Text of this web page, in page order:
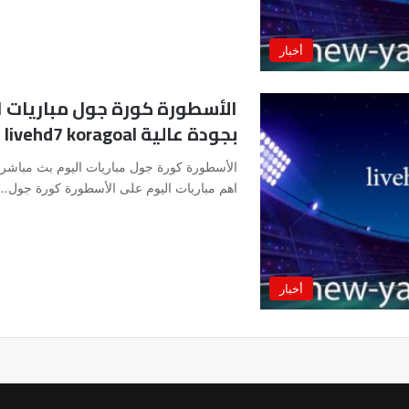
أخبار
أخبار
الأسطورة كورة جول
بجودة عالية livehd7 koragoal
اهم مباريات اليوم على الأسطورة كورة